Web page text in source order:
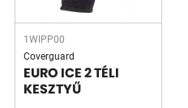
1WIPP00
Coverguard
EURO ICE 2 TÉLI
KESZTYŰ